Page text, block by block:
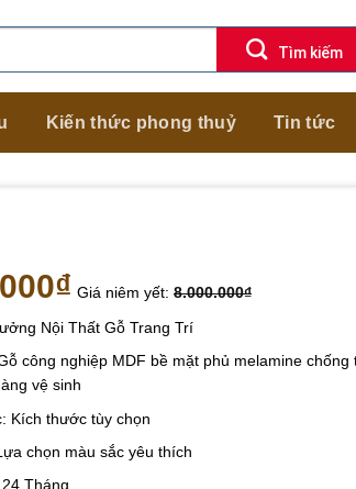
Kiến thức phong thuỷ Tin tức
₫ Giá niêm yết: 8.000.000₫
Nội Thất Gỗ Trang Trí
công nghiệp MDF bề mặt phủ melamine chống
vệ sinh
Kích thước tùy chọn
chọn màu sắc yêu thích
Tháng